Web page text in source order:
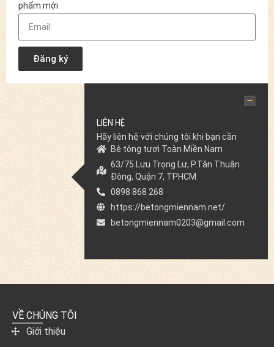
phẩm mới
Đăng ký
LIÊN HỆ
Hãy liên hệ với chúng tôi khi bạn cần
Bê tông tươi Toàn Miền Nam
63/75 Lưu Trọng Lư, P.Tân Thuận
Đông, Quận 7, TPHCM
0898 868 268
https://betongmiennam.net/
betongmiennam0203@gmail.com
VỀ CHÚNG TÔI
Giới thiệu